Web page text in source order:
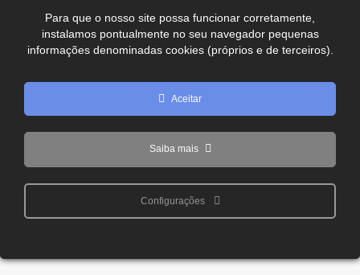
Copyright © 2024 - 2026 CDL Jataí Todos os direitos
Para que o nosso site possa funcionar corretamente,
instalamos pontualmente no seu navegador pequenas
informações denominadas cookies (próprios e de terceiros).
Aceitar
Saiba mais
Configurações